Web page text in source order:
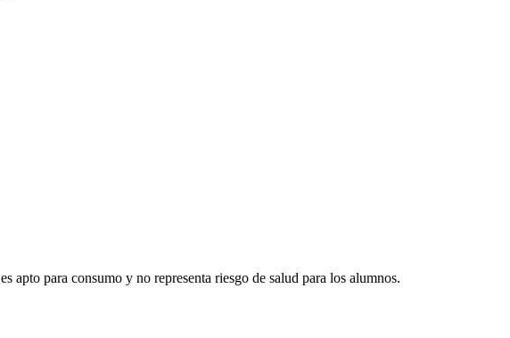
es apto para consumo y no representa riesgo de salud para los alumnos.